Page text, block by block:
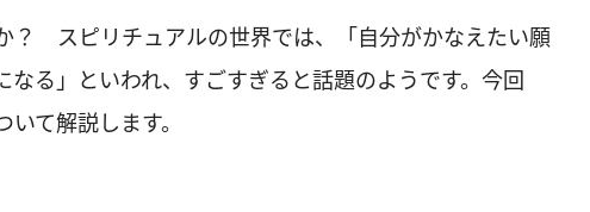
？ スピリチュアルの世界では、「自分がかなえたい願
なる」といわれ、すごすぎると話題のようです。今回
て解説します。